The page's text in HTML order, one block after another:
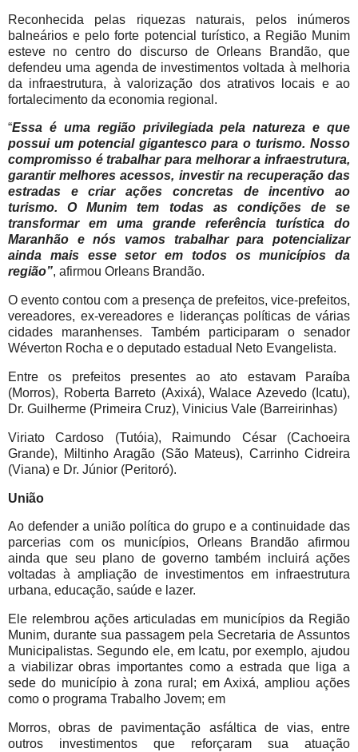
Reconhecida pelas riquezas naturais, pelos inúmeros
balneários e pelo forte potencial turístico, a Região Munim
esteve no centro do discurso de Orleans Brandão, que
defendeu uma agenda de investimentos voltada à melhoria
da infraestrutura, à valorização dos atrativos locais e ao
fortalecimento da economia regional.
“Essa é uma região privilegiada pela natureza e que
possui um potencial gigantesco para o turismo. Nosso
compromisso é trabalhar para melhorar a infraestrutura,
garantir melhores acessos, investir na recuperação das
estradas e criar ações concretas de incentivo ao
turismo. O Munim tem todas as condições de se
transformar em uma grande referência turística do
Maranhão e nós vamos trabalhar para potencializar
ainda mais esse setor em todos os municípios da
região”, afirmou Orleans Brandão.
O evento contou com a presença de prefeitos, vice-prefeitos,
vereadores, ex-vereadores e lideranças políticas de várias
cidades maranhenses. Também participaram o senador
Wéverton Rocha e o deputado estadual Neto Evangelista.
Entre os prefeitos presentes ao ato estavam Paraíba
(Morros), Roberta Barreto (Axixá), Walace Azevedo (Icatu),
Dr. Guilherme (Primeira Cruz), Vinicius Vale (Barreirinhas)
Viriato Cardoso (Tutóia), Raimundo César (Cachoeira
Grande), Miltinho Aragão (São Mateus), Carrinho Cidreira
(Viana) e Dr. Júnior (Peritoró).
União
Ao defender a união política do grupo e a continuidade das
parcerias com os municípios, Orleans Brandão afirmou
ainda que seu plano de governo também incluirá ações
voltadas à ampliação de investimentos em infraestrutura
urbana, educação, saúde e lazer.
Ele relembrou ações articuladas em municípios da Região
Munim, durante sua passagem pela Secretaria de Assuntos
Municipalistas. Segundo ele, em Icatu, por exemplo, ajudou
a viabilizar obras importantes como a estrada que liga a
sede do município à zona rural; em Axixá, ampliou ações
como o programa Trabalho Jovem; em
Morros, obras de pavimentação asfáltica de vias, entre
outros investimentos que reforçaram sua atuação